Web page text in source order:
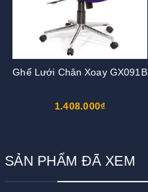
Ghế Lưới Chân Xoay GX091B
1.408.000₫
SẢN PHẨM ĐÃ XEM